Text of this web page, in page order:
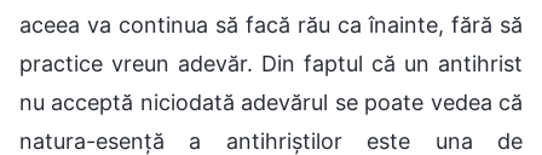
aceea va continua să facă rău ca înainte, fără să
practice vreun adevăr. Din faptul că un antihrist
nu acceptă niciodată adevărul se poate vedea că
natura-esență a antihriștilor este una de